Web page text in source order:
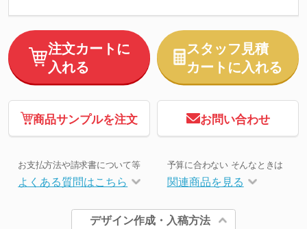
注文カートに
入れる
スタッフ見積
カートに入れる
商品サンプルを注文 お問い合わせ
お支払方法や請求書について等
よくある質問はこちら
予算に合わない そんなときは
関連商品を見る
デザイン作成・入稿方法